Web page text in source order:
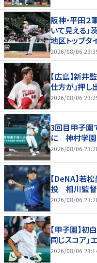
阪神・平田２
いて見える」
地区トップタ
2026/08/06
【広島】新井
仕方が」押
2026/08/06
3回目甲子園
に 神村学園
2026/08/06
【DeNA】若
投 相川監督
2026/08/06
【甲子園】初
同じスコア
2026/08/06